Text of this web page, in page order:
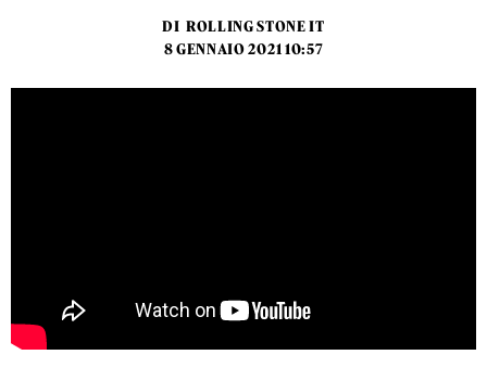
DI ROLLING STONE IT
8 GENNAIO 2021 10:57